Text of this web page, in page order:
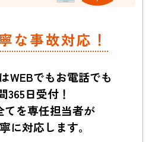
な事故対応！
WEBでもお電話でも
365日受付！
てを専任担当者が
に対応します。